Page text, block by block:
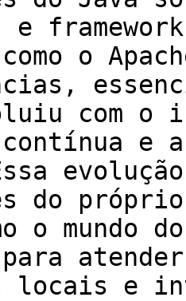
o
com
e
do próprio
o mundo
locais e